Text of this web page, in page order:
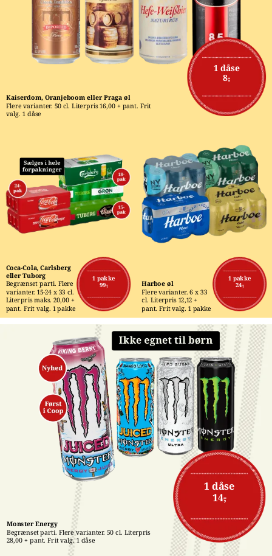
1 dåse
8,-
Kaiserdom, Oranjeboom eller Praga øl
Flere varianter. 50 cl. Literpris 16,00 + pant. Frit
valg. 1 dåse
1 pakke
99,-
Coca-Cola, Carlsberg
eller Tuborg
Begrænset parti. Flere
varianter. 15-24 x 33 cl.
Literpris maks. 20,00 +
pant. Frit valg. 1 pakke
1 pakke
24,-
Harboe øl
Flere varianter. 6 x 33
cl. Literpris 12,12 +
pant. Frit valg. 1 pakke
1 dåse
14,-
Monster Energy
Begrænset parti. Flere varianter. 50 cl. Literpris
28,00 + pant. Frit valg. 1 dåse